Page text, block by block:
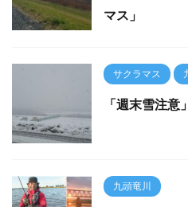
マス」
サクラマス
「週末雪注意
九頭竜川